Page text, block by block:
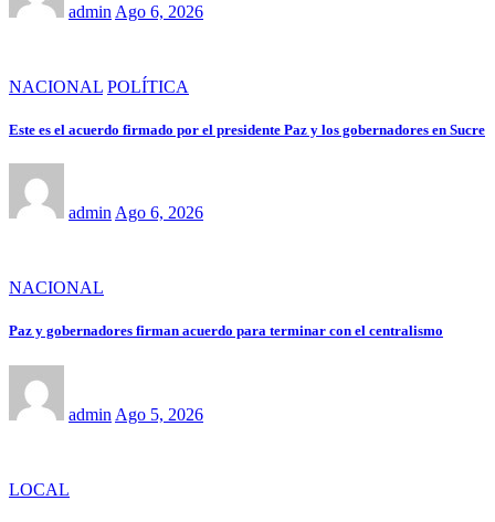
admin Ago 6, 2026
NACIONAL POLÍTICA
Este es el acuerdo firmado por el presidente Paz y los gobernadores en Sucre
admin Ago 6, 2026
NACIONAL
Paz y gobernadores firman acuerdo para terminar con el centralismo
admin Ago 5, 2026
LOCAL